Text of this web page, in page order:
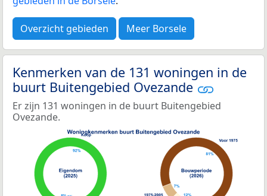
Overzicht gebieden Meer Borsele
Kenmerken van de 131 woningen in de
buurt Buitengebied Ovezande
Er zijn 131 woningen in de buurt Buitengebied
Ovezande.